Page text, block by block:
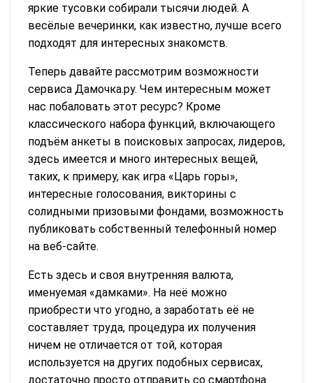
яркие тусовки собирали тысячи людей. А
весёлые вечеринки, как известно, лучше всего
подходят для интересных знакомств.
Теперь давайте рассмотрим возможности
сервиса Дамочка.ру. Чем интересным может
нас побаловать этот ресурс? Кроме
классического набора функций, включающего
подъём анкеты в поисковых запросах, лидеров,
здесь имеется и много интересных вещей,
таких, к примеру, как игра «Царь горы»,
интересные голосования, викторины с
солидными призовыми фондами, возможность
публиковать собственный телефонный номер
на веб-сайте.
Есть здесь и своя внутренняя валюта,
именуемая «дамками». На неё можно
приобрести что угодно, а заработать её не
составляет труда, процедура их получения
ничем не отличается от той, которая
используется на других подобных сервисах,
достаточно просто отправить со смартфона